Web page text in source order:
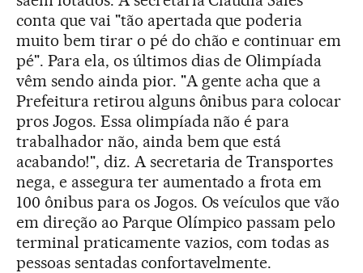
conta que vai "tão apertada que poderia
muito bem tirar o pé do chão e continuar em
pé". Para ela, os últimos dias de Olimpíada
vêm sendo ainda pior. "A gente acha que a
Prefeitura retirou alguns ônibus para colocar
pros Jogos. Essa olimpíada não é para
trabalhador não, ainda bem que está
acabando!", diz. A secretaria de Transportes
nega, e assegura ter aumentado a frota em
100 ônibus para os Jogos. Os veículos que vão
em direção ao Parque Olímpico passam pelo
terminal praticamente vazios, com todas as
pessoas sentadas confortavelmente.